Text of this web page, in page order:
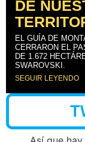
DE
EL GUÍA DE
CERRARON EL
DE 1.672
SWAROVSKI.
SEGUIR LEYENDO